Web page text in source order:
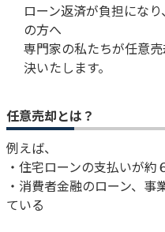
ローン返済が負担にな
の方へ
専門家の私たちが任意
決いたします。
任意売却とは？
例えば、
・住宅ローンの支払いが約
・消費者金融のローン、
ている